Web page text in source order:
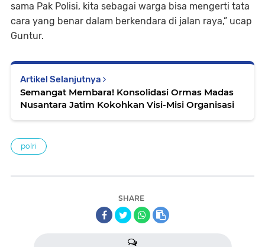
sama Pak Polisi, kita sebagai warga bisa mengerti tata
cara yang benar dalam berkendara di jalan raya,” ucap
Guntur.
Artikel Selanjutnya
Semangat Membara! Konsolidasi Ormas Madas
Nusantara Jatim Kokohkan Visi-Misi Organisasi
polri
SHARE